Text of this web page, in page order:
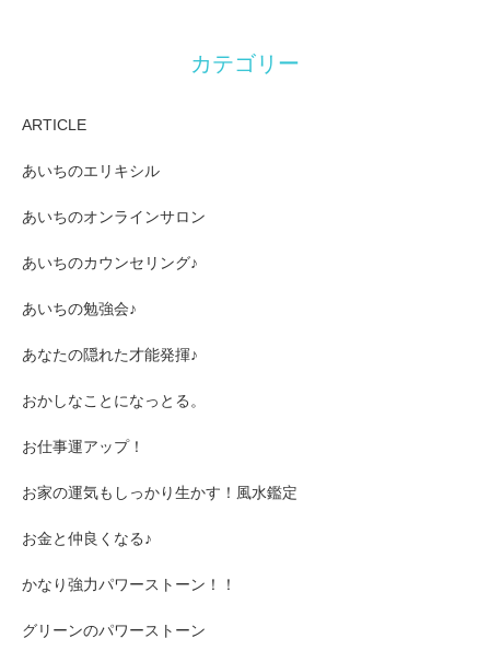
カテゴリー
ARTICLE
あいちのエリキシル
あいちのオンラインサロン
あいちのカウンセリング♪
あいちの勉強会♪
あなたの隠れた才能発揮♪
おかしなことになっとる。
お仕事運アップ！
お家の運気もしっかり生かす！風水鑑定
お金と仲良くなる♪
かなり強力パワーストーン！！
グリーンのパワーストーン